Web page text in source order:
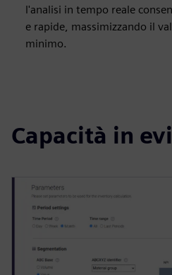
l'analisi in tempo reale
e rapide, massimizzando il
minimo.
Capacità in